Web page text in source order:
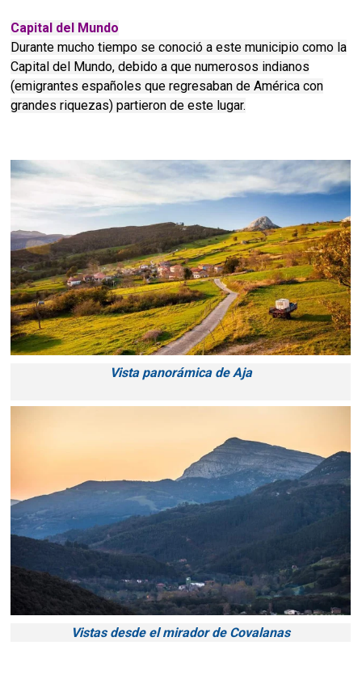
Capital del Mundo
Durante mucho tiempo se conoció a este municipio como la
Capital del Mundo, debido a que numerosos indianos
(emigrantes españoles que regresaban de América con
grandes riquezas) partieron de este lugar.
Vista panorámica de Aja
Vistas desde el mirador de Covalanas